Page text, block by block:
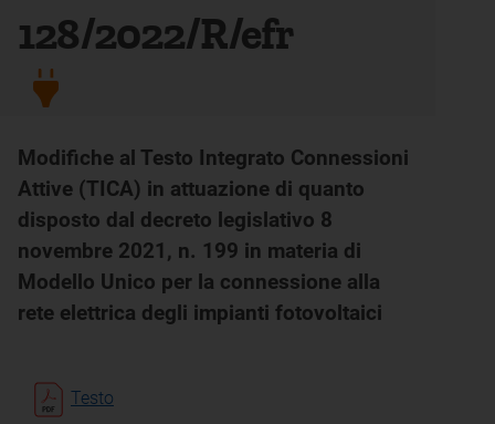
128/2022/R/efr
Modifiche al Testo Integrato Connessioni
Attive (TICA) in attuazione di quanto
disposto dal decreto legislativo 8
novembre 2021, n. 199 in materia di
Modello Unico per la connessione alla
rete elettrica degli impianti fotovoltaici
Testo